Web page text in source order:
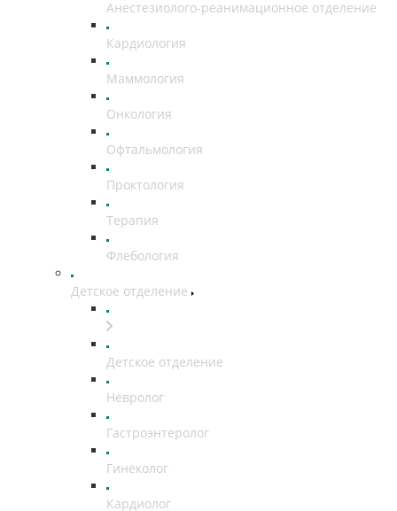
Анестезиолого-реанимационное отделение
Кардиология
Маммология
Онкология
Офтальмология
Проктология
Терапия
Флебология
Детское отделение
Детское отделение
Невролог
Гастроэнтеролог
Гинеколог
Кардиолог